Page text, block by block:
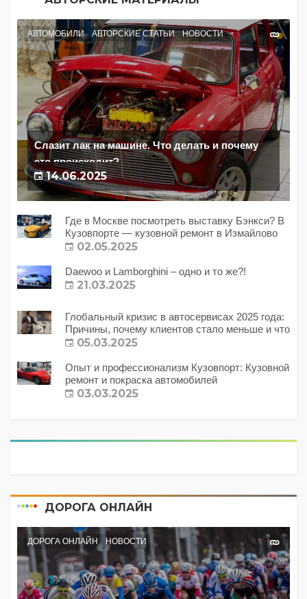
АВТОМОБИЛИ АВТОРСКИЕ СТАТЬИ НОВОСТИ
Слазит лак на машине. Что делать и почему
это происходит?
14.06.2025
Где в Москве посмотреть выставку Бэнкси? В
Кузовпорте — кузовной ремонт в Измайлово
02.05.2025
Daewoo и Lamborghini – одно и то же?!
21.03.2025
Глобальный кризис в автосервисах 2025 года:
Причины, почему клиентов стало меньше и что
с этим делать?
05.03.2025
Опыт и профессионализм Кузовпорт: Кузовной
ремонт и покраска автомобилей
03.03.2025
ДОРОГА ОНЛАЙН
ДОРОГА ОНЛАЙН НОВОСТИ